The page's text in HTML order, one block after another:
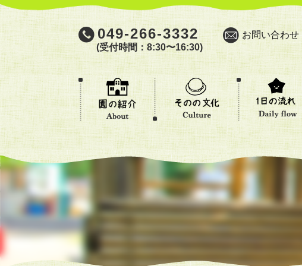
049-266-3332
(受付時間：8:30〜16:30)
お問い合わせ